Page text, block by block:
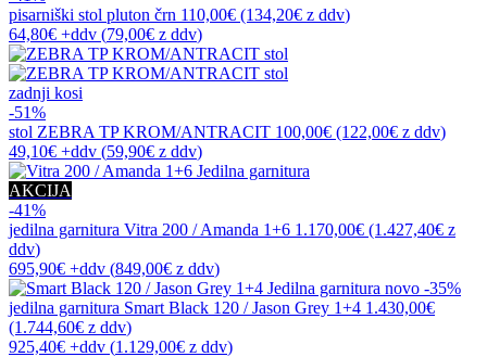
pisarniški stol pluton črn 110,00€ (134,20€ z ddv)
64,80€ +ddv (79,00€ z ddv)
zadnji kosi
-51%
stol ZEBRA TP KROM/ANTRACIT 100,00€ (122,00€ z ddv)
49,10€ +ddv (59,90€ z ddv)
AKCIJA
-41%
jedilna garnitura Vitra 200 / Amanda 1+6 1.170,00€ (1.427,40€ z
ddv)
695,90€ +ddv (849,00€ z ddv)
novo -35%
jedilna garnitura Smart Black 120 / Jason Grey 1+4 1.430,00€
(1.744,60€ z ddv)
925,40€ +ddv (1.129,00€ z ddv)